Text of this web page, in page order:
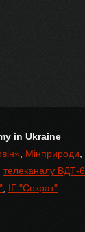
in Ukraine
Мінприроди
телеканалу ВДТ-6
ІГ "Сократ"